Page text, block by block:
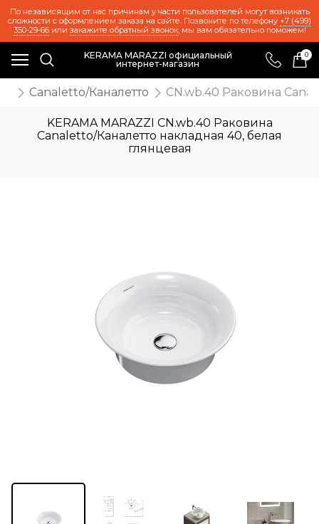
По независящим от нас причинам у части пользователей могут возникать
сложности с оформлением заказа на сайте. Позвоните по телефону +7 (499)
350-29-66или закажите обратный звонок, мы вам обязательно поможем!
KERAMA MARAZZI официальный
интернет-магазин
0
Canaletto/Каналетто CN.wb.40 Раковина
KERAMA MARAZZI CN.wb.40 Раковина
Canaletto/Каналетто накладная 40, белая
глянцевая